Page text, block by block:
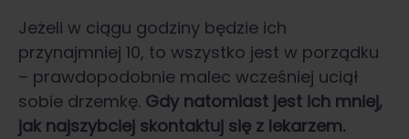
Jeżeli w ciągu godziny będzie ich
przynajmniej 10, to wszystko jest w porządku
– prawdopodobnie malec wcześniej uciął
sobie drzemkę. Gdy natomiast jest ich mniej,
jak najszybciej skontaktuj się z lekarzem.